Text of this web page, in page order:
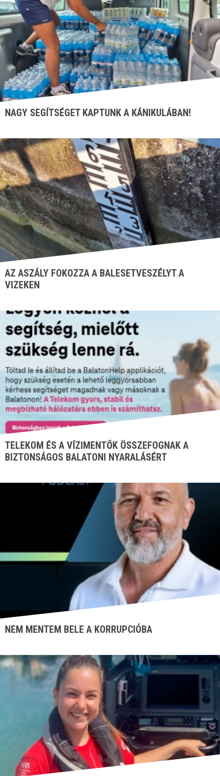
NAGY SEGÍTSÉGET KAPTUNK A KÁNIKULÁBAN!
AZ ASZÁLY FOKOZZA A BALESETVESZÉLYT A
VIZEKEN
TELEKOM ÉS A VÍZIMENTŐK ÖSSZEFOGNAK A
BIZTONSÁGOS BALATONI NYARALÁSÉRT
NEM MENTEM BELE A KORRUPCIÓBA